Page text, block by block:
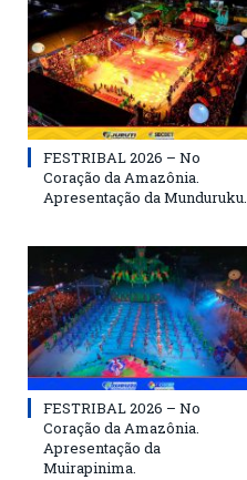
FESTRIBAL 2026 – No
Coração da Amazônia.
Apresentação da Munduruku.
FESTRIBAL 2026 – No
Coração da Amazônia.
Apresentação da
Muirapinima.